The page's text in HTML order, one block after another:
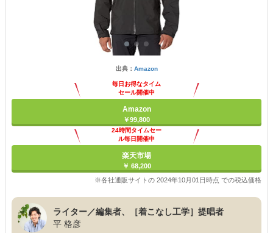
出典： Amazon
毎日お得なタイム
セール開催中
Amazon
￥99,800
24時間タイムセー
ル毎日開催中
楽天市場
￥ 68,200
※各社通販サイトの 2024年10月01日時点 での税込価格
ライター／編集者、［着こなし工学］提唱者
平 格彦